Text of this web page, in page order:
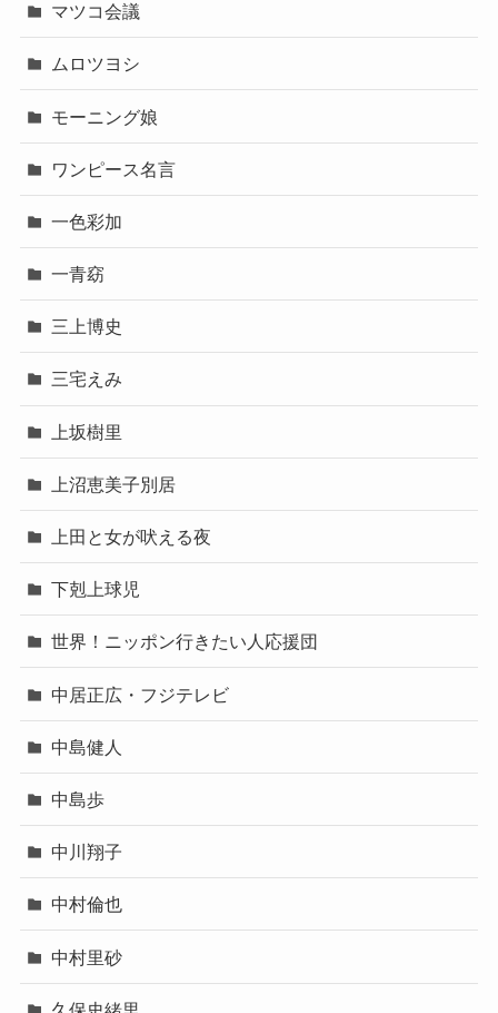
マツコ会議
ムロツヨシ
モーニング娘
ワンピース名言
一色彩加
一青窈
三上博史
三宅えみ
上坂樹里
上沼恵美子別居
上田と女が吠える夜
下剋上球児
世界！ニッポン行きたい人応援団
中居正広・フジテレビ
中島健人
中島歩
中川翔子
中村倫也
中村里砂